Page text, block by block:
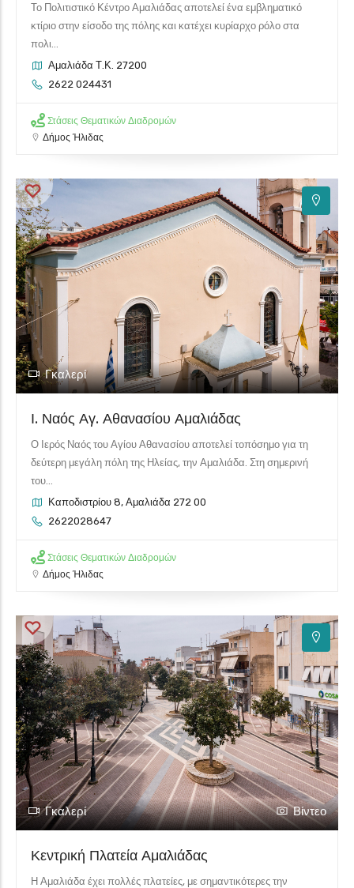
Το Πολιτιστικό Κέντρο Αμαλιάδας αποτελεί ένα εμβληματικό
κτίριο στην είσοδο της πόλης και κατέχει κυρίαρχο ρόλο στα
πολι...
Αμαλιάδα Τ.Κ. 27200
2622 024431
Στάσεις Θεματικών Διαδρομών
Δήμος Ήλιδας
Γκαλερί
Ι. Ναός Αγ. Αθανασίου Αμαλιάδας
Ο Ιερός Ναός του Αγίου Αθανασίου αποτελεί τοπόσημο για τη
δεύτερη μεγάλη πόλη της Ηλείας, την Αμαλιάδα. Στη σημερινή
του...
Καποδιστρίου 8, Αμαλιάδα 272 00
2622028647
Στάσεις Θεματικών Διαδρομών
Δήμος Ήλιδας
Γκαλερί Βίντεο
Κεντρική Πλατεία Αμαλιάδας
Η Αμαλιάδα έχει πολλές πλατείες, με σημαντικότερες την